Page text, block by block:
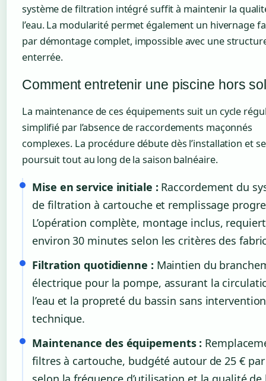
système de filtration intégré suffit à maintenir la
l’eau. La modularité permet également un hivernage
par démontage complet, impossible avec une
enterrée.
Comment entretenir une piscine hors
La maintenance de ces équipements suit un cycle
simplifié par l’absence de raccordements maçonnés
complexes. La procédure débute dès l’installation et se
poursuit tout au long de la saison balnéaire.
Mise en service initiale : Raccordement du
de filtration à cartouche et remplissage
L’opération complète, montage inclus, requiert
environ 30 minutes selon les critères des
Filtration quotidienne : Maintien du
électrique pour la pompe, assurant la
l’eau et la propreté du bassin sans intervention
technique.
Maintenance des équipements :
filtres à cartouche, budgété autour de 25 €